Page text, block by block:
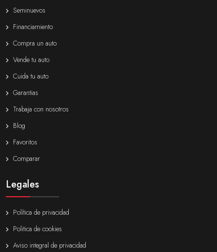
Seminuevos
Financiamiento
Compra un auto
Vende tu auto
Cuida tu auto
Garantias
Trabaja con nosotros
Blog
Favoritos
Comparar
Legales
Política de privacidad
Politica de cookies
Aviso integral de privacidad